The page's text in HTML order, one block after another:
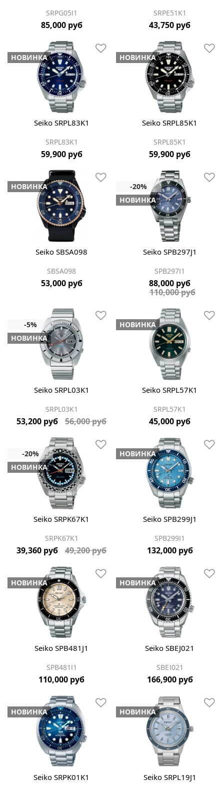
SRPG05J1
85,000 руб
SRPE51K1
43,750 руб
НОВИНКА
Seiko SRPL83K1
SRPL83K1
59,900 руб
НОВИНКА
Seiko SRPL85K1
SRPL85K1
59,900 руб
НОВИНКА
Seiko SBSA098
SBSA098
53,000 руб
НОВИНКА
Seiko SPB297J1
SPB297J1
88,000 руб
110,000 руб
НОВИНКА
Seiko SRPL03K1
SRPL03K1
53,200 руб 56,000 руб
НОВИНКА
Seiko SRPL57K1
SRPL57K1
45,000 руб
НОВИНКА
Seiko SRPK67K1
SRPK67K1
39,360 руб 49,200 руб
НОВИНКА
Seiko SPB299J1
SPB299J1
132,000 руб
НОВИНКА
Seiko SPB481J1
SPB481J1
110,000 руб
НОВИНКА
Seiko SBEJ021
SBEJ021
166,900 руб
НОВИНКА
Seiko SRPK01K1
НОВИНКА
Seiko SRPL19J1